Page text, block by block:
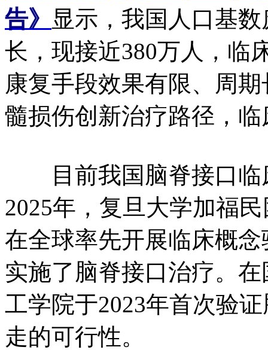
告》 显示，我国人口基
长，现接近380万人，临
康复手段效果有限、周
髓损伤创新治疗路径，
目前我国脑脊接口临
2025年，复旦大学加福
在全球率先开展临床概
实施了脑脊接口治疗。
工学院于2023年首次验
走的可行性。